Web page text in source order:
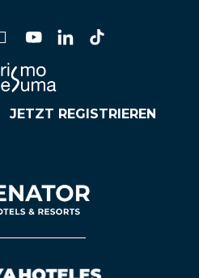
JETZT REGISTRIEREN